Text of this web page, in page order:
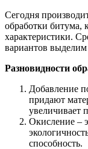
Сегодня
обработки битума,
характеристики.
вариантов выделим
Разновидности
Добавление
придают
увеличивает
Окисление –
способность.